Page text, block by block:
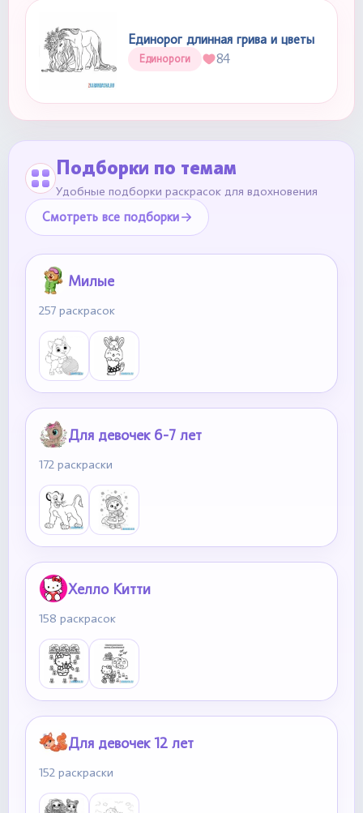
Единорог длинная грива и цветы
Единороги 84
Подборки по темам
Удобные подборки раскрасок для вдохновения
Смотреть все подборки
Милые
257 раскрасок
Для девочек 6-7 лет
172 раскраски
Хелло Китти
158 раскрасок
Для девочек 12 лет
152 раскраски